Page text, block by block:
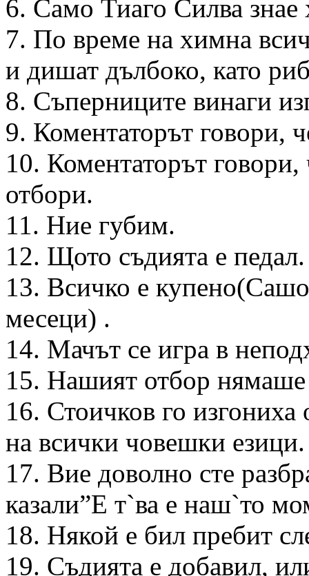
6. Само Тиаго Силва знае
7. По време на химна
и дишат дълбоко, като
8. Съперниците винаги
9. Коментаторът говори,
10. Коментаторът
отбори.
11. Ние губим.
12. Щото съдията е педал.
13. Всичко е
месеци) .
14. Мачът се игра в
15. Нашият отбор нямаше
16. Стоичков го
на всички човешки езици.
17. Вие доволно сте
казали”Е т`ва е наш`то
18. Някой е бил пребит
19. Съдията е добавил,